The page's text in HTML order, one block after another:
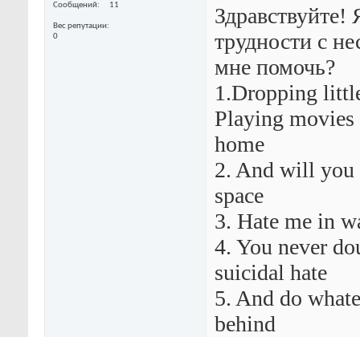
Сообщений
11
Вес репутации
0
трудности с
мне помочь?
1.Dropping
Playing movies
home
2. And will you
space
3. Hate me in
4. You never
suicidal hate
5. And do
behind